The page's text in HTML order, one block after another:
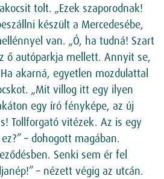
tolt. „Ezek szaporodnak!
készült a Mercedesébe,
van. „Ó, ha tudná! Szart
ő autóparkja mellett. Annyit se,
akarná, egyetlen mozdulattal
„Mit villog itt egy ilyen
egy író fényképe, az új
Tollforgató vitézek. Az is egy
– dohogott magában.
Senki sem ér fel
– nézett végig az utcán.